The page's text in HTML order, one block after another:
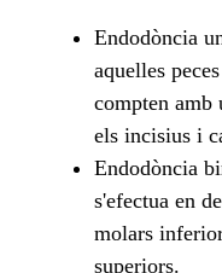
Endodòncia
aquelles
compten amb
els incisius i
Endodòncia
s'efectua en
molars
superiors.